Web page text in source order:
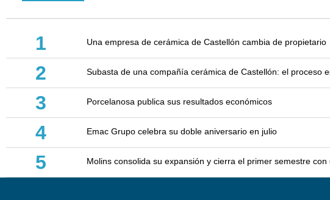
1 Una empresa de cerámica de Castellón cambia de propietario
2 Subasta de una compañía cerámica de Castellón: el proceso
3 Porcelanosa publica sus resultados económicos
4 Emac Grupo celebra su doble aniversario en julio
5 Molins consolida su expansión y cierra el primer semestre